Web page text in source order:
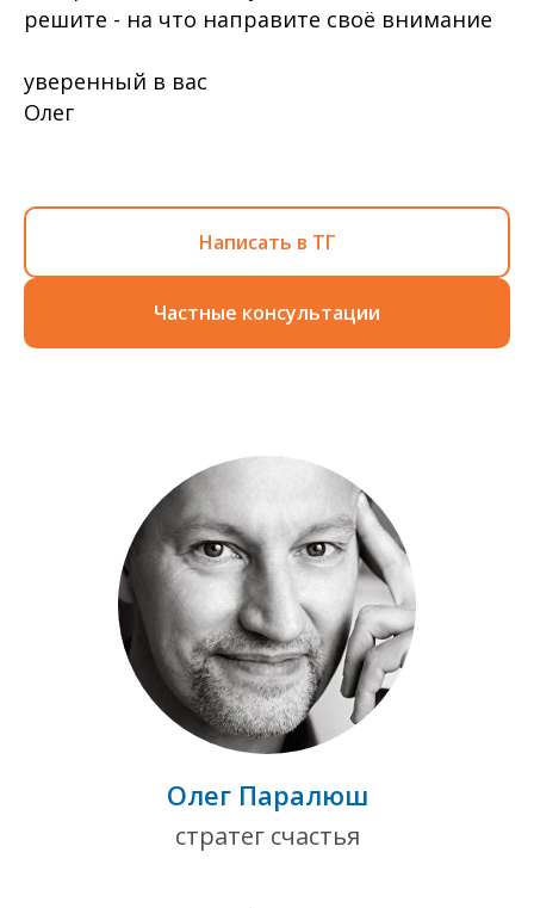
решите - на что направите своё внимание
уверенный в вас
Олег
Написать в ТГ
Частные консультации
Олег Паралюш
стратег счастья